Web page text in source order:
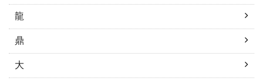
龍
鼎
大